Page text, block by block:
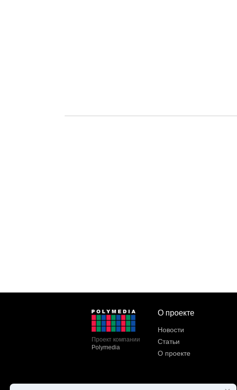
Проект компании
Polymedia
О проекте
Новости
Статьи
О проекте